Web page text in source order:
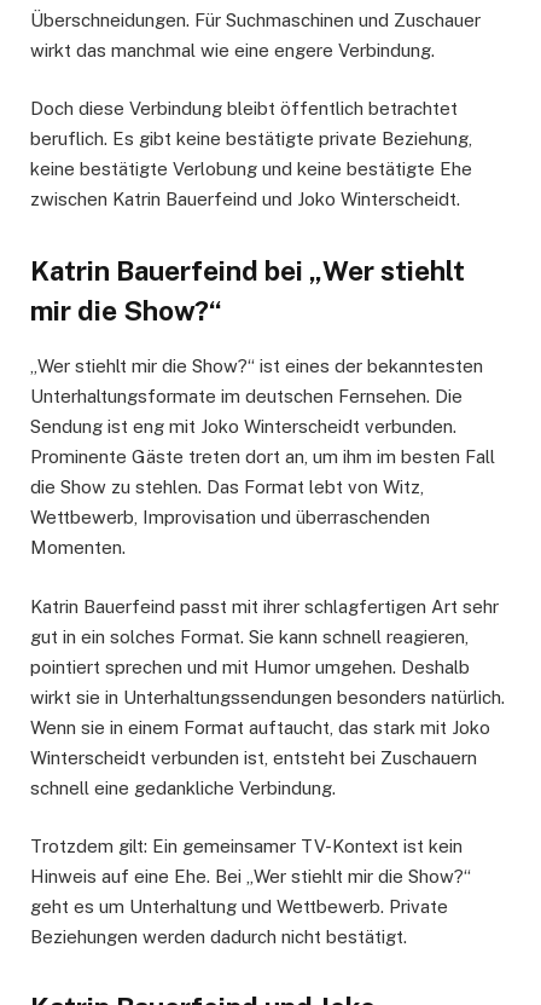
Überschneidungen. Für Suchmaschinen und Zuschauer
wirkt das manchmal wie eine engere Verbindung.
Doch diese Verbindung bleibt öffentlich betrachtet
beruflich. Es gibt keine bestätigte private Beziehung,
keine bestätigte Verlobung und keine bestätigte Ehe
zwischen Katrin Bauerfeind und Joko Winterscheidt.
Katrin Bauerfeind bei „Wer stiehlt
mir die Show?“
„Wer stiehlt mir die Show?“ ist eines der bekanntesten
Unterhaltungsformate im deutschen Fernsehen. Die
Sendung ist eng mit Joko Winterscheidt verbunden.
Prominente Gäste treten dort an, um ihm im besten Fall
die Show zu stehlen. Das Format lebt von Witz,
Wettbewerb, Improvisation und überraschenden
Momenten.
Katrin Bauerfeind passt mit ihrer schlagfertigen Art sehr
gut in ein solches Format. Sie kann schnell reagieren,
pointiert sprechen und mit Humor umgehen. Deshalb
wirkt sie in Unterhaltungssendungen besonders natürlich.
Wenn sie in einem Format auftaucht, das stark mit Joko
Winterscheidt verbunden ist, entsteht bei Zuschauern
schnell eine gedankliche Verbindung.
Trotzdem gilt: Ein gemeinsamer TV-Kontext ist kein
Hinweis auf eine Ehe. Bei „Wer stiehlt mir die Show?“
geht es um Unterhaltung und Wettbewerb. Private
Beziehungen werden dadurch nicht bestätigt.